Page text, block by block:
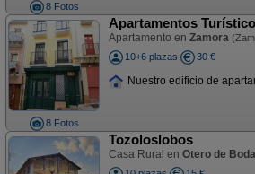
8 Fotos
8 Fotos
Apartamentos
Apartamento en Zamora
10+6 plazas
30 €
Nuestro edificio de
Tozoloslobos
Casa Rural en Otero de